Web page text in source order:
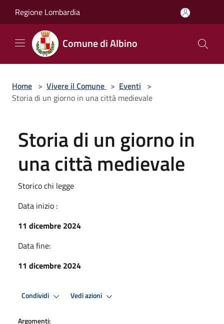
Regione Lombardia
Comune di Albino
Home > Vivere il Comune > Eventi >
Storia di un giorno in una città medievale
Storia di un giorno in
una città medievale
Storico chi legge
Data inizio :
11 dicembre 2024
Data fine:
11 dicembre 2024
Condividi Vedi azioni
Argomenti: